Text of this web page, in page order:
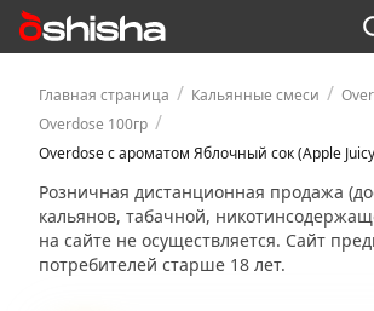
Главная страница / Кальянные смеси /
Overdose 100гр /
Overdose с ароматом Яблочный сок (Apple
Розничная дистанционная продажа
кальянов, табачной,
на сайте не осуществляется. Сайт
потребителей старше 18 лет.